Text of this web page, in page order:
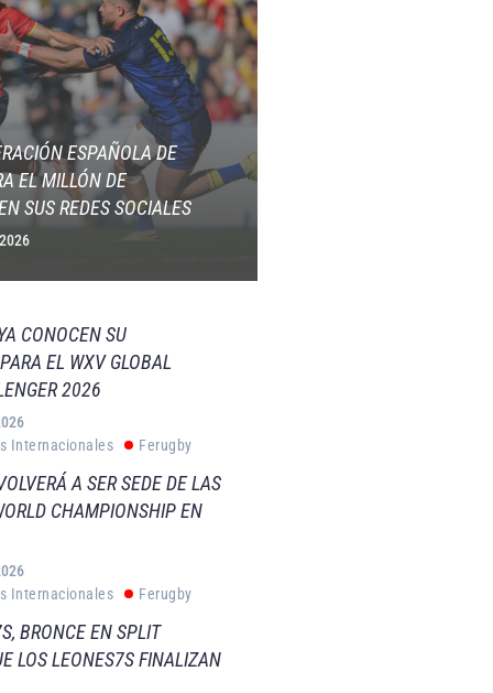
ESPAÑOLA DE
EL MILLÓN DE
SUS REDES SOCIALES
CONOCEN SU
EL WXV GLOBAL
2026
Internacionales
Ferugby
A SER SEDE DE LAS
CHAMPIONSHIP EN
Internacionales
Ferugby
BRONCE EN SPLIT
LOS LEONES7S FINALIZAN